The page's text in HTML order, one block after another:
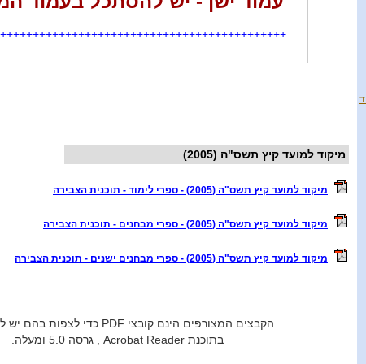
מיקוד למועד קיץ תשס"ה (2005)
מיקוד למועד קיץ תשס"ה (2005) - ספרי לימוד - תוכנית הצבירה
מיקוד למועד קיץ תשס"ה (2005) - ספרי מבחנים - תוכנית הצבירה
מיקוד למועד קיץ תשס"ה (2005) - ספרי מבחנים ישנים - תוכנית הצבירה
הקבצים המצורפים הינם קובצי PDF כדי לצפות בהם יש להשתמש
בתוכנת Acrobat Reader , גרסה 5.0 ומעלה.